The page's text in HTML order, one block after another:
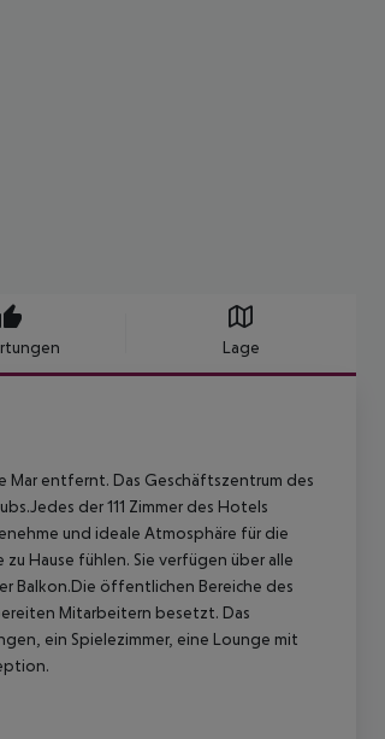
Lage
entfernt. Das Geschäftszentrum des
der 111 Zimmer des Hotels
und ideale Atmosphäre für die
Hause fühlen. Sie verfügen über alle
Balkon.Die öffentlichen Bereiche des
Mitarbeitern besetzt. Das
ein Spielezimmer, eine Lounge mit